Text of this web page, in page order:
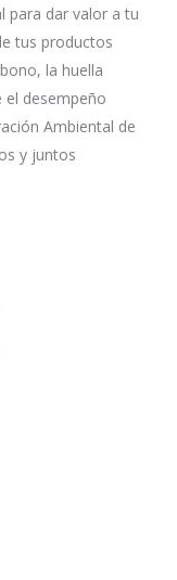
para dar valor a tu
tus productos
la huella
desempeño
Ambiental de
y juntos